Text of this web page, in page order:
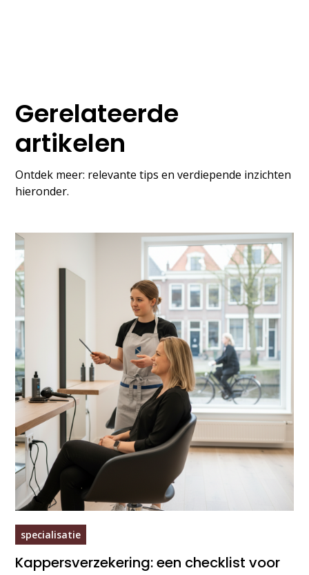
Gerelateerde
artikelen
Ontdek meer: relevante tips en verdiepende inzichten
hieronder.
specialisatie
Kappersverzekering: een checklist voor